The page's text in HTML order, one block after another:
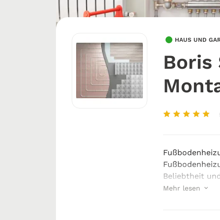
HAUS UND
Boris
Beliebtheit
angenehme
Mehr lesen